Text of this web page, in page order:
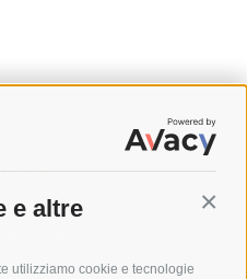
e altre
utilizziamo cookie e tecnologie
DI RESO